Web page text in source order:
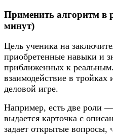
Применить алгоритм в
минут)
Цель ученика на
приобретенные навыки и
приближенных к
взаимодействие в
деловой игре.
Например, есть две роли
выдается карточка с
задает открытые вопросы,